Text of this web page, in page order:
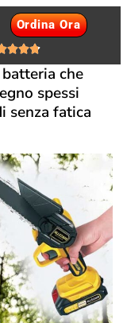
Ordina Ora

che
spessi
senza fatica